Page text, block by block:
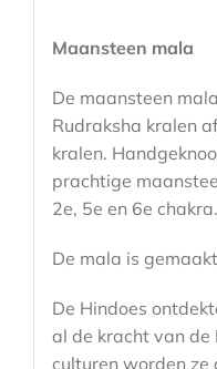
Maansteen mala
De maansteen
Rudraksha kralen
kralen.
prachtige
2e, 5e en 6e chakra.
De mala is
De Hindoes
al de kracht van de
culturen worden ze